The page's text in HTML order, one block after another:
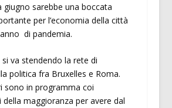
giugno sarebbe una boccata
per l’economia della città
di pandemia.
va stendendo la rete di
politica fra Bruxelles e Roma.
sono in programma coi
maggioranza per avere dal